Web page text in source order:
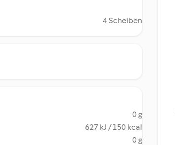
4 Scheiben
0 g
627 kJ / 150 kcal
0 g